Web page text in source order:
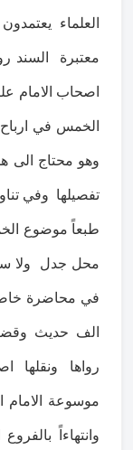
العلماء
معتبرة السند
اصحاب الامام
الخمس في
وهو محتاج الى
تفصيلها وفي
طبعاً موضوع
محل جدل ولا
في محاضرة
الف حديث
رواها ونقلها
موسوعة الامام
وانتهاءاً